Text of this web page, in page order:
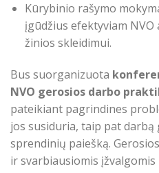
Kūrybinio rašymo
įgūdžius efektyviam
žinios skleidimui.
Bus suorganizuota
NVO gerosios darbo
pateikiant pagrindines
jos susiduria, taip pat
sprendinių paiešką.
ir svarbiausiomis